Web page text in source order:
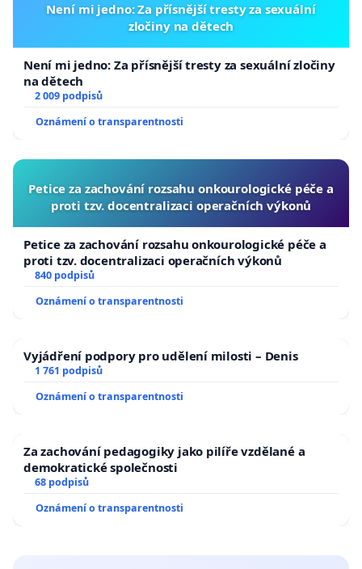
Není mi jedno: Za přísnější tresty za sexuální
zločiny na dětech
Není mi jedno: Za přísnější tresty za sexuální zločiny
na dětech
2 009 podpisů
Oznámení o transparentnosti
Petice za zachování rozsahu onkourologické péče a
proti tzv. docentralizaci operačních výkonů
Petice za zachování rozsahu onkourologické péče a
proti tzv. docentralizaci operačních výkonů
840 podpisů
Oznámení o transparentnosti
Vyjádření podpory pro udělení milosti – Denis
1 761 podpisů
Oznámení o transparentnosti
Za zachování pedagogiky jako pilíře vzdělané a
demokratické společnosti
68 podpisů
Oznámení o transparentnosti